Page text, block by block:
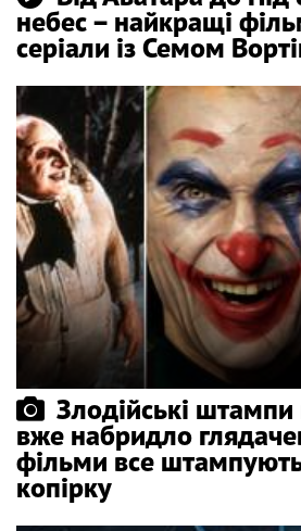
небес – найкращі
серіали із Семом
Злодійські
вже набридло
фільми все
копірку